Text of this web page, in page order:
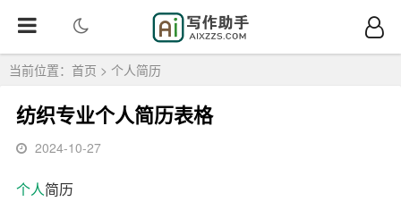
当前位置： 首页 > 个人简历
纺织专业个人简历表格
2024-10-27
个人简历